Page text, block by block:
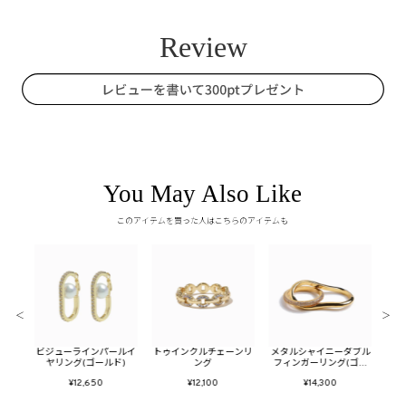
You May Also Like
このアイテムを買った人はこちらのアイテムも
ビジューラインパールイ
ヤリング(ゴールド)
¥12,650
トゥインクルチェーンリ
ング
¥12,100
メタルシャイニーダブル
フィンガーリング(ゴー
¥14,300
＜ ＞